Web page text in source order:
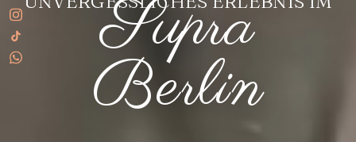
Supra
Berlin